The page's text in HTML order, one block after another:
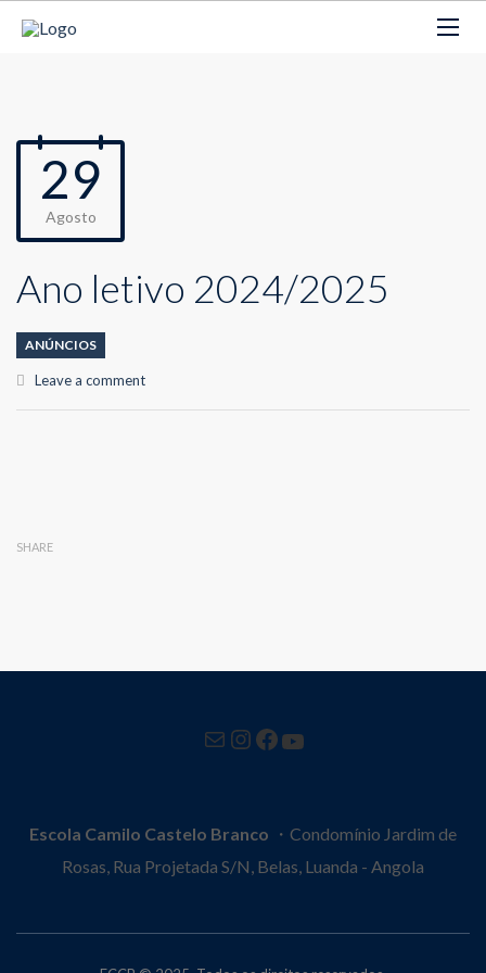
29
Agosto
Ano letivo 2024/2025
ANÚNCIOS
Leave a comment
SHARE
MailInstagram
Facebook
YouTube
Escola Camilo Castelo Branco ・Condomínio Jardim de
Rosas, Rua Projetada S/N, Belas, Luanda - Angola